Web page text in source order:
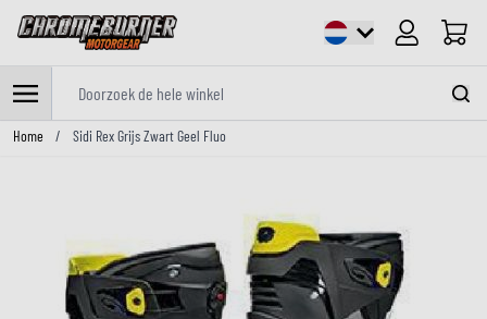
Cart
Ga naar de inhoud
Home / Sidi Rex Grijs Zwart Geel Fluo